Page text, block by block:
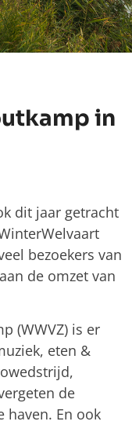
in
dit jaar getracht
bezoekers van
de omzet van
(WWVZ) is er
eten &
de
haven. En ook